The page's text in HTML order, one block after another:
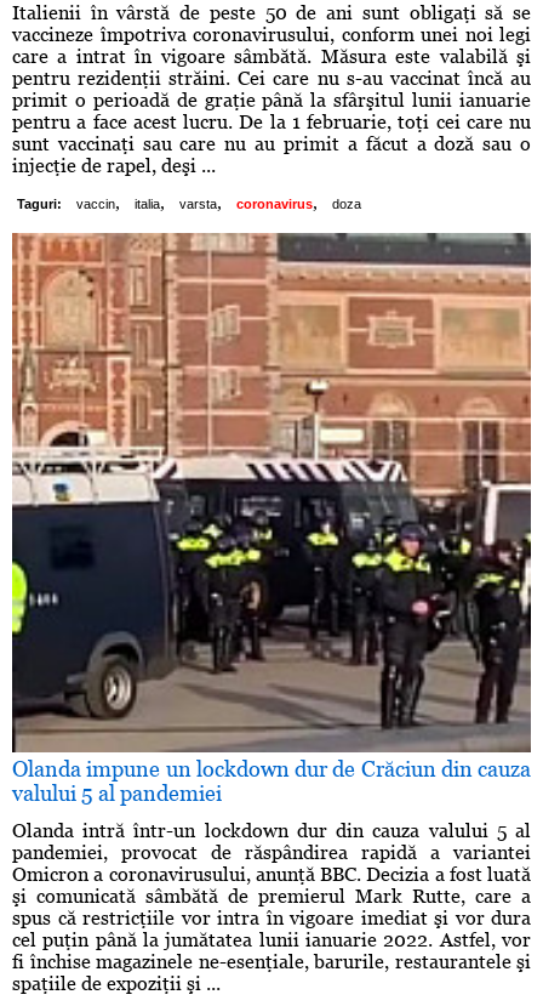
Italienii în vârstă de peste 50 de ani sunt obligaţi să se
vaccineze împotriva coronavirusului, conform unei noi legi
care a intrat în vigoare sâmbătă. Măsura este valabilă şi
pentru rezidenţii străini. Cei care nu s-au vaccinat încă au
primit o perioadă de graţie până la sfârşitul lunii ianuarie
pentru a face acest lucru. De la 1 februarie, toţi cei care nu
sunt vaccinaţi sau care nu au primit a făcut a doză sau o
injecţie de rapel, deşi ...
Taguri: vaccin, italia, varsta, coronavirus, doza
Olanda impune un lockdown dur de Crăciun din cauza
valului 5 al pandemiei
Olanda intră într-un lockdown dur din cauza valului 5 al
pandemiei, provocat de răspândirea rapidă a variantei
Omicron a coronavirusului, anunţă BBC. Decizia a fost luată
şi comunicată sâmbătă de premierul Mark Rutte, care a
spus că restricţiile vor intra în vigoare imediat şi vor dura
cel puţin până la jumătatea lunii ianuarie 2022. Astfel, vor
fi închise magazinele ne-esenţiale, barurile, restaurantele şi
spaţiile de expoziţii şi ...